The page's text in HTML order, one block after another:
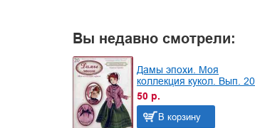
Вы недавно смотрели:
Дамы эпохи. Моя
коллекция кукол. Вып. 20
50 р.
В корзину